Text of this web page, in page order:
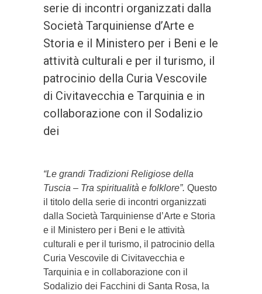
serie di incontri organizzati dalla
Società Tarquiniense d’Arte e
Storia e il Ministero per i Beni e le
attività culturali e per il turismo, il
patrocinio della Curia Vescovile
di Civitavecchia e Tarquinia e in
collaborazione con il Sodalizio
dei
“Le grandi Tradizioni Religiose della
Tuscia – Tra spiritualità e folklore”. Questo
il titolo della serie di incontri organizzati
dalla Società Tarquiniense d’Arte e Storia
e il Ministero per i Beni e le attività
culturali e per il turismo, il patrocinio della
Curia Vescovile di Civitavecchia e
Tarquinia e in collaborazione con il
Sodalizio dei Facchini di Santa Rosa, la